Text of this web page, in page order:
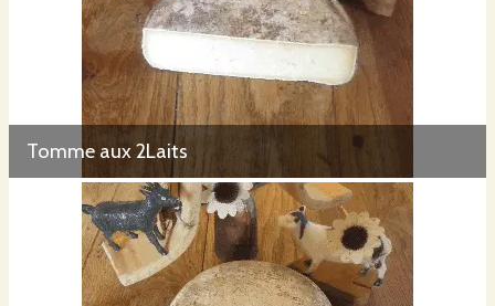
Tomme aux 2Laits